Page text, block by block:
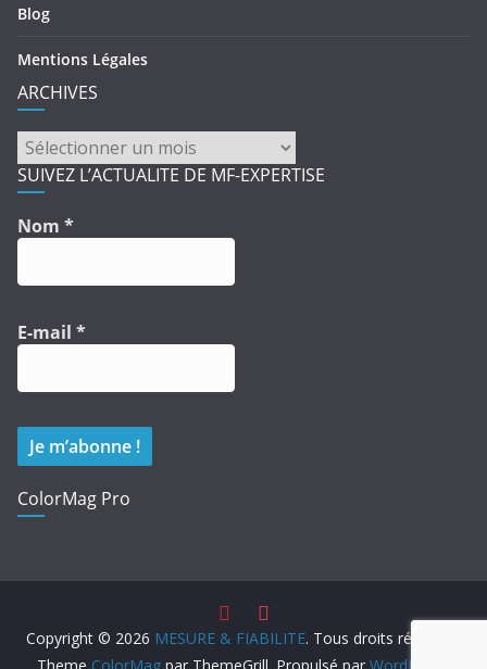
Blog
Mentions Légales
ARCHIVES
ARCHIVES
SUIVEZ L’ACTUALITE DE MF-EXPERTISE
Nom *
E-mail *
ColorMag Pro
Copyright © 2026 MESURE & FIABILITE. Tous droits réservés.